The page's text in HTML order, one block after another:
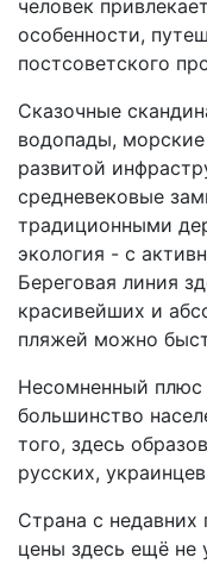
человек
особенности,
постсоветского
Сказочные
водопады,
развитой
средневековые
традиционными
экология - с
Береговая линия
красивейших и
пляжей можно
Несомненный
большинство
того, здесь
русских,
Страна с недавних
цены здесь ещё не